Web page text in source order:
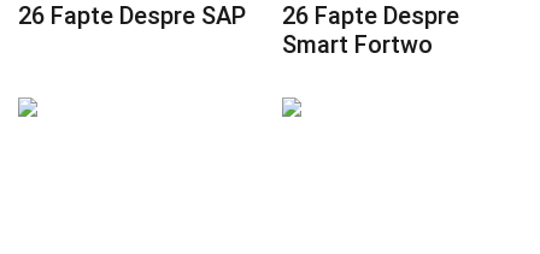
26 Fapte Despre SAP
26 Fapte Despre
Smart Fortwo